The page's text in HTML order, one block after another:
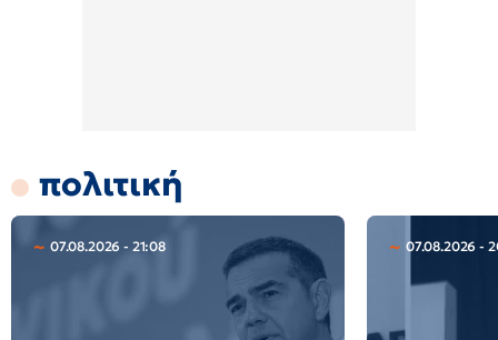
πολιτική
07.08.2026 - 21:08 07.08.2026 -